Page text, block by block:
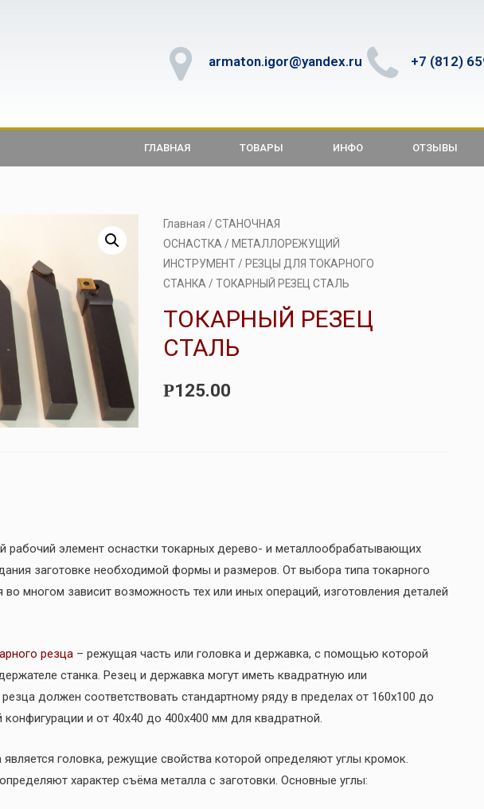
armaton.igor@yandex.ru +7 (812)
ГЛАВНАЯ ТОВАРЫ ИНФО ОТЗЫВЫ
Главная / СТАНОЧНАЯ
ОСНАСТКА / МЕТАЛЛОРЕЖУЩИЙ
ИНСТРУМЕНТ/ РЕЗЦЫ ДЛЯ ТОКАРНОГО
СТАНКА / ТОКАРНЫЙ РЕЗЕЦ СТАЛЬ
ТОКАРНЫЙ РЕЗЕЦ
СТАЛЬ
Р125.00
рабочий элемент оснастки токарных дерево- и металлообрабатывающих
заготовке необходимой формы и размеров. От выбора типа токарного
во многом зависит возможность тех или иных операций, изготовления деталей
резца – режущая часть или головка и державка, с помощью которой
станка. Резец и державка могут иметь квадратную или
должен соответствовать стандартному ряду в пределах от 160х100 до
и от 40х40 до 400х400 мм для квадратной.
головка, режущие свойства которой определяют углы кромок.
характер съёма металла с заготовки. Основные углы: